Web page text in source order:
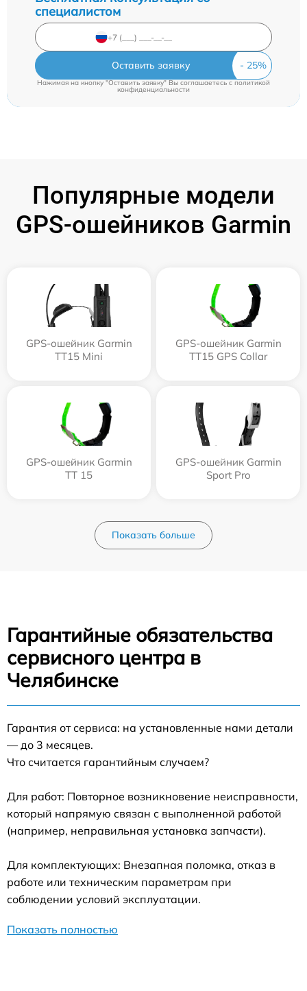
специалистом
Оставить заявку
Нажимая на кнопку "Оставить заявку" Вы соглашаетесь cполитикой
конфиденциальности
Популярные модели
GPS-ошейников Garmin
GPS-ошейник Garmin
TT15 Mini
GPS-ошейник Garmin
TT15 GPS Collar
GPS-ошейник Garmin
TT 15
GPS-ошейник Garmin
Sport Pro
Показать больше
Гарантийные обязательства
сервисного центра в
Челябинске
Гарантия от сервиса: на установленные нами детали
— до 3 месяцев.
Что считается гарантийным случаем?
Для работ: Повторное возникновение неисправности,
который напрямую связан с выполненной работой
(например, неправильная установка запчасти).
Для комплектующих: Внезапная поломка, отказ в
работе или техническим параметрам при
соблюдении условий эксплуатации.
Показать полностью